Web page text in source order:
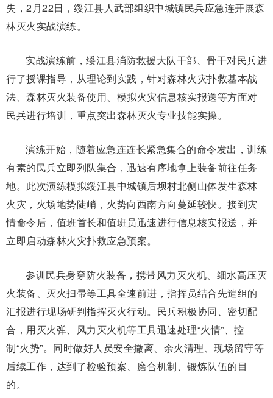
失，2月22日，绥江县人武部组织中城镇民兵应急连开展森
林灭火实战演练。
实战演练前，绥江县消防救援大队干部、骨干对民兵进
行了授课指导，从理论到实践，针对森林火灾扑救基本战
法、森林灭火装备使用、模拟火灾信息核实报送等方面对
民兵进行培训，重点突出森林灭火专业技能实操。
演练开始，随着应急连连长紧急集合的命令发出，训练
有素的民兵立即列队集合，迅速有序地拿上装备前往任务
地。此次演练模拟绥江县中城镇后坝村北侧山体发生森林
火灾，火场地势陡峭，火势向西南方向蔓延较快。接到灾
情命令后，值班首长和值班员迅速进行信息核实报送，并
立即启动森林火灾扑救应急预案。
参训民兵身穿防火装备，携带风力灭火机、细水高压灭
火装备、灭火扫帚等工具全速前进，指挥员结合先遣组的
汇报进行现场研判指挥灭火行动。民兵积极协同、密切配
合，用灭火弹、风力灭火机等工具迅速处理“火情”、控
制“火势”。同时做好人员安全撤离、余火清理、现场留守等
后续工作，达到了检验预案、磨合机制、锻炼队伍的目
的。